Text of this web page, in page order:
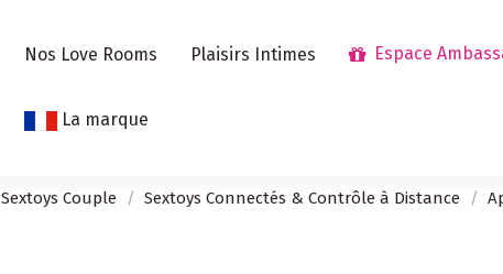
Nos Love Rooms Plaisirs Intimes Espace
La marque
Sextoys Couple Sextoys Connectés & Contrôle à Distance